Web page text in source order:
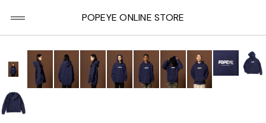
POPEYE ONLINE STORE